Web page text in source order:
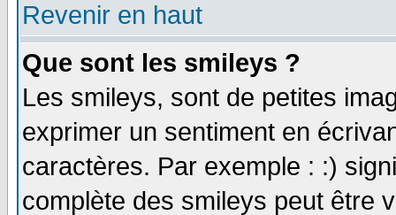
Revenir en haut
Que sont les smileys ?
Les smileys, sont de petites
exprimer un sentiment en
caractères. Par exemple : :)
complète des smileys peut être